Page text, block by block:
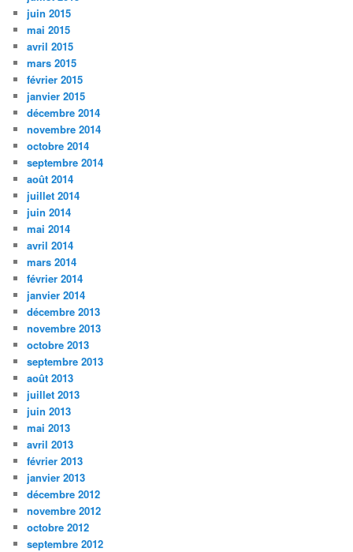
juin 2015
mai 2015
avril 2015
mars 2015
février 2015
janvier 2015
décembre 2014
novembre 2014
octobre 2014
septembre 2014
août 2014
juillet 2014
juin 2014
mai 2014
avril 2014
mars 2014
février 2014
janvier 2014
décembre 2013
novembre 2013
octobre 2013
septembre 2013
août 2013
juillet 2013
juin 2013
mai 2013
avril 2013
février 2013
janvier 2013
décembre 2012
novembre 2012
octobre 2012
septembre 2012